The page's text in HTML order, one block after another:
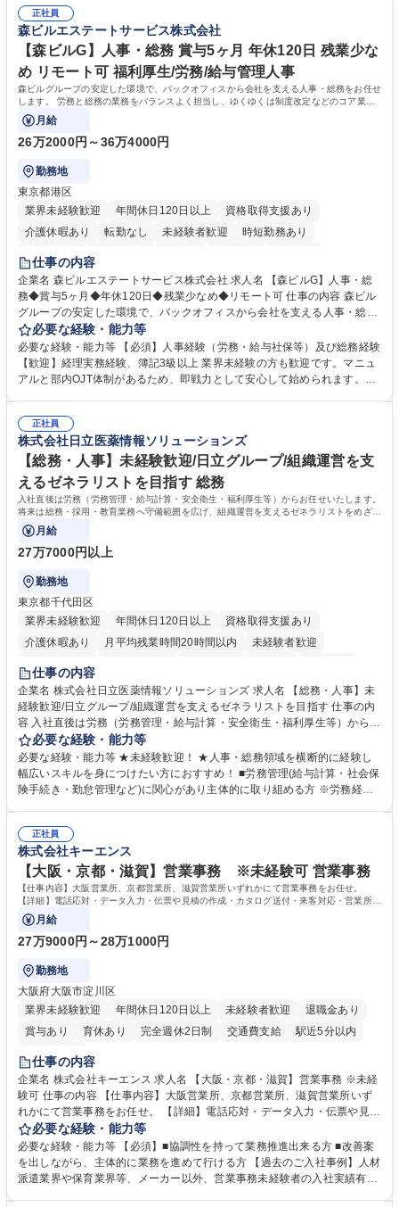
正社員
森ビルエステートサービス株式会社
【森ビルG】人事・総務 賞与5ヶ月 年休120日 残業少な
め リモート可 福利厚生/労務/給与管理人事
森ビルグループの安定した環境で、バックオフィスから会社を支える人事・総務をお任せ
します。 労務と総務の業務をバランスよく担当し、ゆくゆくは制度改定などのコア業務
にも挑戦できる、やりがいある環境です。
月給
26万2000円～36万4000円
勤務地
東京都港区
業界未経験歓迎
年間休日120日以上
資格取得支援あり
介護休暇あり
転勤なし 未経験者歓迎
時短勤務あり
経験者歓迎
完全週休2日制
交通費支給 長期歓迎 駅近5分以内 土日祝休み
仕事の内容
企業名 森ビルエステートサービス株式会社 求人名 【森ビルG】人事・総
務◆賞与5ヶ月◆年休120日◆残業少なめ◆リモート可 仕事の内容 森ビル
グループの安定した環境で、バックオフィスから会社を支える人事・総務
をお任せします。 労務と総務の業務をバランスよく担当し、ゆくゆくは制
度改定などのコア業務にも挑戦できる、やりがいある環境です。 ■勤怠管
理、給与計算、社会保険手続き、年末調整等の労務管理全般 ■入退社手続
き、社内規定の改定や人事制度改定などのコア業務 ■社内イベントの企画
でも質問・相談できる環境が整っているため、安心して成長できます。 募
集職種 【森ビルG】人事・総務◆賞与5ヶ月◆年休120日◆残業少なめ◆
リモート可
必要な経験・能力等
必要な経験・能力等 【必須】人事経験（労務・給与社保等）及び総務経験
【歓迎】経理実務経験、簿記3級以上 業界未経験の方も歓迎です。マニュ
アルと部内OJT体制があるため、即戦力として安心して始められます。
務に挑戦できるため、自身の成長と組織への貢献度をダイレクトに実感で
きます。 残業少なめ、週1日リモート可など、ワークライフバランスを保
ち長期活躍できる環境です。 「これまでの幅広い経験を活かし、長期的な
キャリアを築きたい」という前向きな意欲と挑戦を全力で応援します。 学
歴・資格 学歴：大学院 大学 高専 短大 専修学校 高校 語学力： 資格：日商
簿記検定1級 日商簿記検定2級 日商簿記検定3級
正社員
株式会社日立医薬情報ソリューションズ
【総務・人事】未経験歓迎/日立グループ/組織運営を支
えるゼネラリストを目指す 総務
入社直後は労務（労務管理・給与計算・安全衛生・福利厚生等）からお任せいたします。
将来は総務・採用・教育業務へ守備範囲を広げ、組織運営を支えるゼネラリストをめざせ
ます。
月給
27万7000円以上
勤務地
東京都千代田区
業界未経験歓迎
年間休日120日以上
資格取得支援あり
介護休暇あり
月平均残業時間20時間以内
未経験者歓迎
住宅手当あり
育休あり
完全週休2日制 交通費支給 土日祝休み 寮・社宅あり
仕事の内容
企業名 株式会社日立医薬情報ソリューションズ 求人名 【総務・人事】未
経験歓迎/日立グループ/組織運営を支えるゼネラリストを目指す 仕事の内
容 入社直後は労務（労務管理・給与計算・安全衛生・福利厚生等）からお
任せいたします。将来は総務・採用・教育業務へ守備範囲を広げ、組織運
営を支えるゼネラリストをめざせます。 ・初期業務：労働時間管理、給与
計算、社会保険対応、福利厚生管理、安全衛生、健康経営推進等をお任せ
します。ご経験に応じて、休職者管理など、幅広く経験を積んでいただき
幅広く経験を積みたい意欲がある方に最適な環境です。 募集職種 【総
務・人事】未経験歓迎/日立グループ/組織運営を支えるゼネラリストを目
指す
必要な経験・能力等
必要な経験・能力等 ★未経験歓迎！ ★人事・総務領域を横断的に経験し
幅広いスキルを身につけたい方におすすめ！ ■労務管理(給与計算・社会保
険手続き・勤怠管理など)に関心があり主体的に取り組める方 ※労務経験
のご経験 ■労務管理（給与計算・社会保険手続き・勤怠管理など）の経験
■衛生管理者の資格をお持ちの方 学歴・資格 学歴：大学院 大学 高専 短大
専修学校 高校 語学力： 資格：
正社員
株式会社キーエンス
【大阪・京都・滋賀】営業事務 ※未経験可 営業事務
【仕事内容】大阪営業所、京都営業所、滋賀営業所いずれかにて営業事務をお任せ。
【詳細】電話応対・データ入力・伝票や見積の作成・カタログ送付・来客対応・営業所内
で発生する事務業務や業務改善をお任せ。
月給
27万9000円～28万1000円
勤務地
大阪府大阪市淀川区
業界未経験歓迎
年間休日120日以上 未経験者歓迎
退職金あり
賞与あり
育休あり 完全週休2日制 交通費支給
駅近5分以内
土日祝休み
仕事の内容
企業名 株式会社キーエンス 求人名 【大阪・京都・滋賀】営業事務 ※未経
験可 仕事の内容 【仕事内容】大阪営業所、京都営業所、滋賀営業所いず
れかにて営業事務をお任せ。 【詳細】電話応対・データ入力・伝票や見積
の作成・カタログ送付・来客対応・営業所内で発生する事務業務や業務改
善をお任せ。 【教育制度】ご入社後、育成担当とペアになりながらOJTに
て業務を覚えていただくことが可能です。業務システムがきちんと構築さ
れているため、スムーズに仕事に慣れることができる環境です。また、
必要な経験・能力等
必要な経験・能力等 【必須】■協調性を持って業務推進出来る方 ■改善案
を出しながら、主体的に業務を進めて行ける方 【過去のご入社事例】人材
派遣業界や保育業界等、メーカー以外、営業事務未経験者の入社実績有